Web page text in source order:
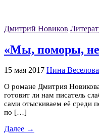
Дмитрий Новиков
«Мы, поморы,
15 мая 2017 Нина Веселова
О романе Дмитрия
готовит ли нам писатель
сами отыскиваем её среди
по […]
Далее →